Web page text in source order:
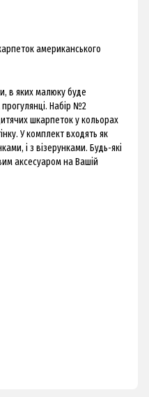
американського
в яких малюку буде
Набір №2
шкарпеток у кольорах
У комплект входять як
і з візерунками. Будь-які
аксесуаром на Вашій